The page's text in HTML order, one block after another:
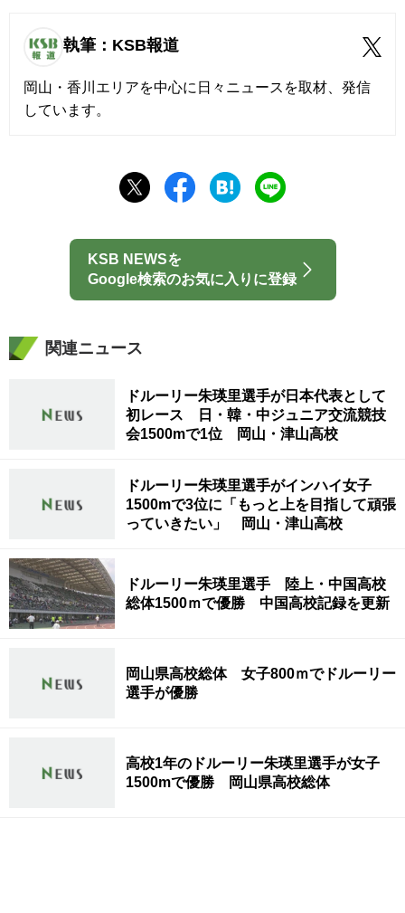
執筆：KSB報道
岡山・香川エリアを中心に日々ニュースを取材、発信
しています。
KSB NEWSを
Google検索のお気に入りに登録
関連ニュース
ドルーリー朱瑛里選手が日本代表として
初レース 日・韓・中ジュニア交流競技
会1500mで1位 岡山・津山高校
ドルーリー朱瑛里選手がインハイ女子
1500mで3位に「もっと上を目指して頑張
っていきたい」 岡山・津山高校
ドルーリー朱瑛里選手 陸上・中国高校
総体1500ｍで優勝 中国高校記録を更新
岡山県高校総体 女子800ｍでドルーリー
選手が優勝
高校1年のドルーリー朱瑛里選手が女子
1500mで優勝 岡山県高校総体